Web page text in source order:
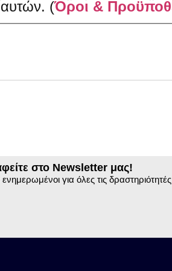
(Όροι &
στο Newsletter μας!
ενημερωμένοι για όλες τις